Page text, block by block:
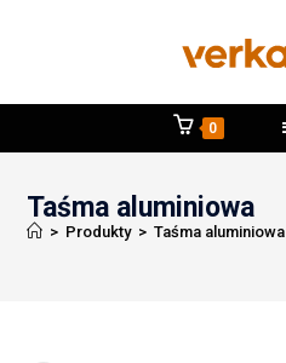
0
Taśma aluminiowa
> Produkty > Taśma aluminiowa